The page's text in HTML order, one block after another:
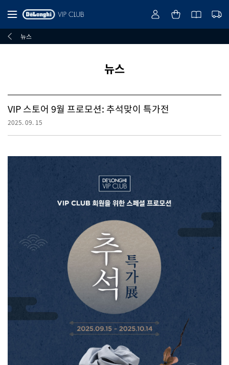
뉴스
뉴스
VIP 스토어 9월 프로모션: 추석맞이 특가전
2025. 09. 15